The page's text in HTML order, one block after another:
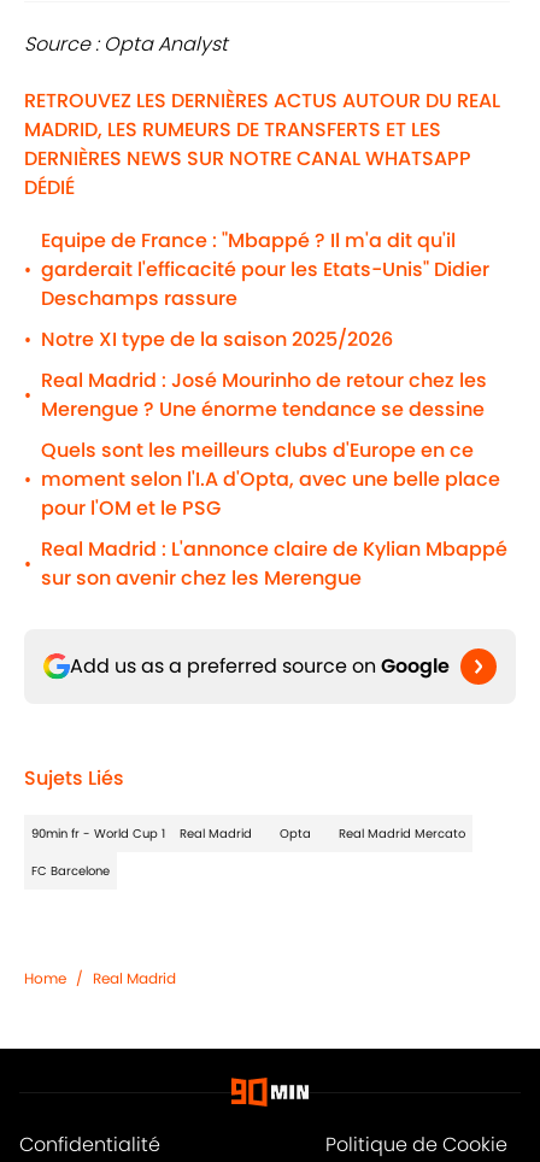
Source : Opta Analyst
RETROUVEZ LES DERNIÈRES ACTUS AUTOUR DU REAL
MADRID, LES RUMEURS DE TRANSFERTS ET LES
DERNIÈRES NEWS SUR NOTRE CANAL WHATSAPP
DÉDIÉ
•
Equipe de France : "Mbappé ? Il m'a dit qu'il
garderait l'efficacité pour les Etats-Unis" Didier
Deschamps rassure
• Notre XI type de la saison 2025/2026
•
Real Madrid : José Mourinho de retour chez les
Merengue ? Une énorme tendance se dessine
•
Quels sont les meilleurs clubs d'Europe en ce
moment selon l'I.A d'Opta, avec une belle place
pour l'OM et le PSG
•
Real Madrid : L'annonce claire de Kylian Mbappé
sur son avenir chez les Merengue
Add us as a preferred source on Google
Sujets Liés
90min fr - World Cup 1 Real Madrid Opta Real Madrid Mercato
FC Barcelone
Home / Real Madrid
Confidentialité Politique de Cookie